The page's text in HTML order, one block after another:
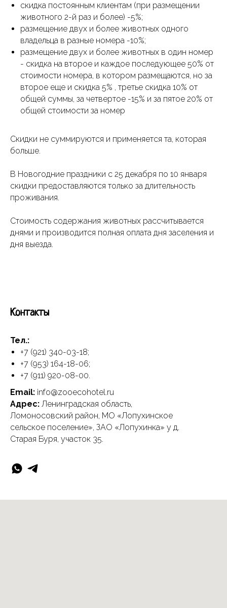
скидка постоянным клиентам (при размещении
животного 2-й раз и более) -5%;
размещение двух и более животных одного
владельца в разные номера -10%;
размещение двух и более животных в один номер
- скидка на второе и каждое последующее 50% от
стоимости номера, в котором размещаются, но за
второе еще и скидка 5% , третье скидка 10% от
общей суммы, за четвертое -15% и за пятое 20% от
общей стоимости за номер
Скидки не суммируются и применяется та, которая
больше.
В Новогодние праздники с 25 декабря по 10 января
скидки предоставляются только за длительность
проживания.
Стоимость содержания животных рассчитывается
днями и производится полная оплата дня заселения и
дня выезда.
Контакты
Тел.:
+7 (921) 340-03-18;
+7 (953) 164-18-06;
+7 (911) 920-08-00.
Email: info@zooecohotel.ru
Адрес: Ленинградская область,
Ломоносовский район, МО «Лопухинское
сельское поселение», ЗАО «Лопухинка» у д.
Старая Буря, участок 35.